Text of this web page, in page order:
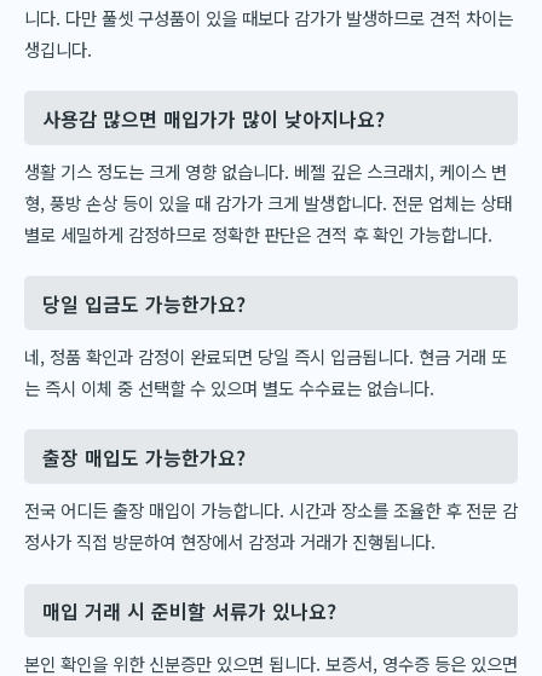
니다. 다만 풀셋 구성품이 있을 때보다 감가가 발생하므로 견적 차이는
생깁니다.
사용감 많으면 매입가가 많이 낮아지나요?
생활 기스 정도는 크게 영향 없습니다. 베젤 깊은 스크래치, 케이스 변
형, 풍방 손상 등이 있을 때 감가가 크게 발생합니다. 전문 업체는 상태
별로 세밀하게 감정하므로 정확한 판단은 견적 후 확인 가능합니다.
당일 입금도 가능한가요?
네, 정품 확인과 감정이 완료되면 당일 즉시 입금됩니다. 현금 거래 또
는 즉시 이체 중 선택할 수 있으며 별도 수수료는 없습니다.
출장 매입도 가능한가요?
전국 어디든 출장 매입이 가능합니다. 시간과 장소를 조율한 후 전문 감
정사가 직접 방문하여 현장에서 감정과 거래가 진행됩니다.
매입 거래 시 준비할 서류가 있나요?
본인 확인을 위한 신분증만 있으면 됩니다. 보증서, 영수증 등은 있으면